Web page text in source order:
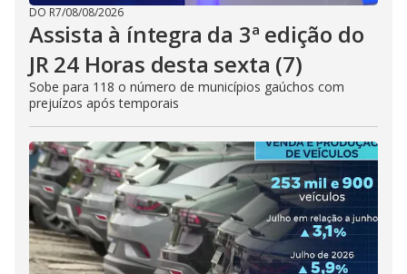
DO R7/08/08/2026
Assista à íntegra da 3ª edição do
JR 24 Horas desta sexta (7)
Sobe para 118 o número de municípios gaúchos com
prejuízos após temporais